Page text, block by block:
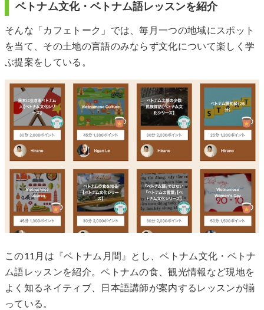
ベトナム文化・ベトナム語レッスンを紹介
そんな「カフェトーク」では、毎月一つの地域にスポット
を当て、その土地の言語のみならず文化について楽しく学
ぶ提案をしている。
この11月は『ベトナム月間』とし、ベトナム文化・ベトナ
ム語レッスンを紹介。ベトナムの食、観光情報など現地を
よく知るネイティブ、日本語講師が案内するレッスンが揃
っている。